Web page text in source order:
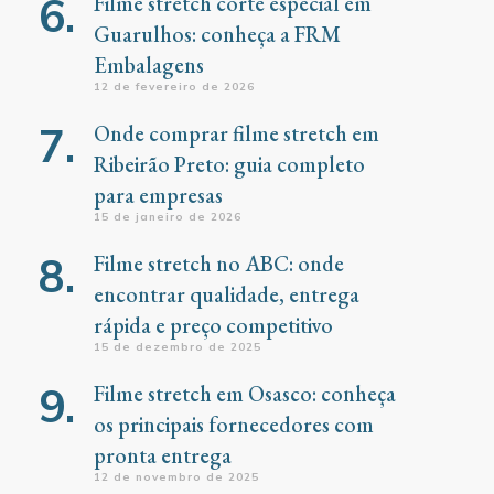
Guarulhos: conheça a FRM
Embalagens
12 de fevereiro de 2026
Onde comprar filme stretch em
Ribeirão Preto: guia completo
para empresas
15 de janeiro de 2026
Filme stretch no ABC: onde
encontrar qualidade, entrega
rápida e preço competitivo
15 de dezembro de 2025
Filme stretch em Osasco: conheça
os principais fornecedores com
pronta entrega
12 de novembro de 2025